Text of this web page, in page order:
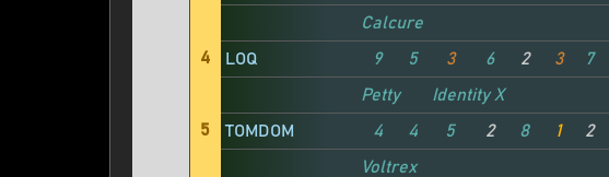
Calcure
4
LOQ 9 5 3 6 2 3 7
Petty Identity X
5
TOMDOM 4 4 5 2 8 1 2
Voltrex